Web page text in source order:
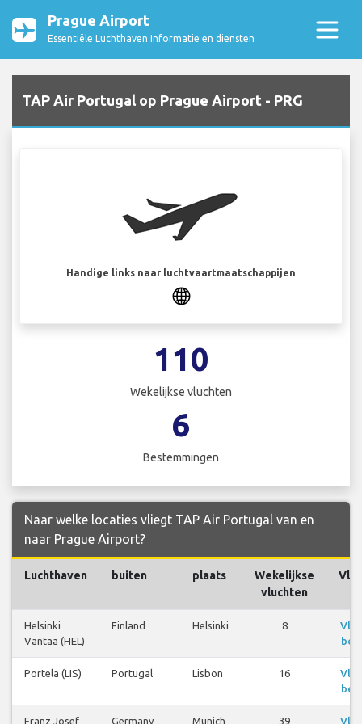
Prague Airport
Essentiële Luchthaven Informatie en diensten
TAP Air Portugal op Prague Airport - PRG
Handige links naar luchtvaartmaatschappijen
110
Wekelijkse vluchten
6
Bestemmingen
Naar welke locaties vliegt TAP Air Portugal van en
naar Prague Airport?
Luchthaven buiten plaats
Wekelijkse
vluchten
Helsinki
Vantaa (HEL)
Finland Helsinki 8
Portela (LIS) Portugal Lisbon 16
Franz Josef Germany Munich 39